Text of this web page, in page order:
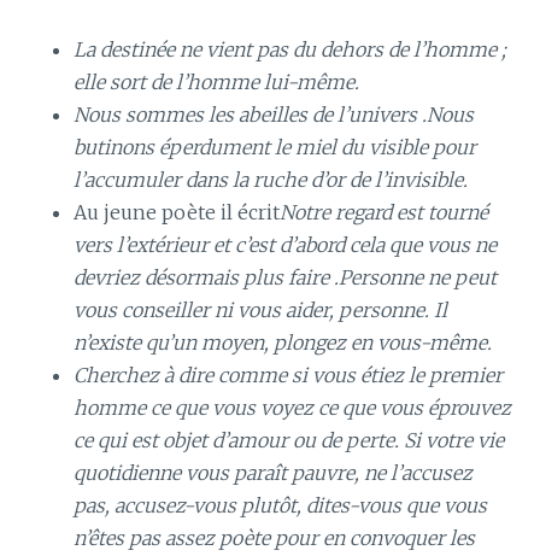
La destinée ne vient pas du dehors de l’homme ;
elle sort de l’homme lui-même.
Nous sommes les abeilles de l’univers .Nous
butinons éperdument le miel du visible pour
l’accumuler dans la ruche d’or de l’invisible.
Au jeune poète il écritNotre regard est tourné
vers l’extérieur et c’est d’abord cela que vous ne
devriez désormais plus faire .Personne ne peut
vous conseiller ni vous aider, personne. Il
n’existe qu’un moyen, plongez en vous-même.
Cherchez à dire comme si vous étiez le premier
homme ce que vous voyez ce que vous éprouvez
ce qui est objet d’amour ou de perte. Si votre vie
quotidienne vous paraît pauvre, ne l’accusez
pas, accusez-vous plutôt, dites-vous que vous
n’êtes pas assez poète pour en convoquer les